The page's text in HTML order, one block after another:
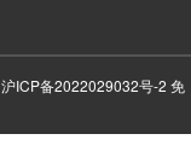
沪ICP备2022029032号-2 免